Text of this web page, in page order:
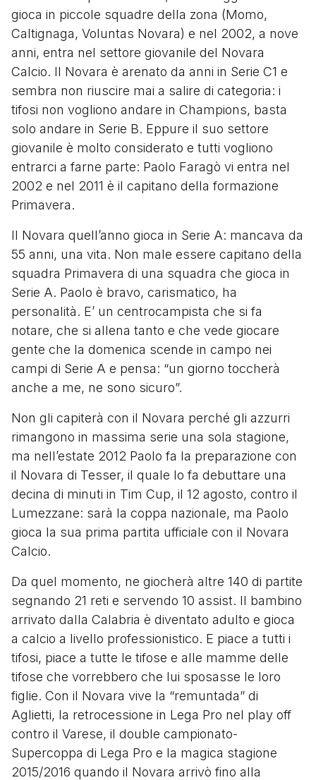
gioca in piccole squadre della zona (Momo,
Caltignaga, Voluntas Novara) e nel 2002, a nove
anni, entra nel settore giovanile del Novara
Calcio. Il Novara è arenato da anni in Serie C1 e
sembra non riuscire mai a salire di categoria: i
tifosi non vogliono andare in Champions, basta
solo andare in Serie B. Eppure il suo settore
giovanile è molto considerato e tutti vogliono
entrarci a farne parte: Paolo Faragò vi entra nel
2002 e nel 2011 è il capitano della formazione
Primavera.
Il Novara quell’anno gioca in Serie A: mancava da
55 anni, una vita. Non male essere capitano della
squadra Primavera di una squadra che gioca in
Serie A. Paolo è bravo, carismatico, ha
personalità. E’ un centrocampista che si fa
notare, che si allena tanto e che vede giocare
gente che la domenica scende in campo nei
campi di Serie A e pensa: “un giorno toccherà
anche a me, ne sono sicuro”.
Non gli capiterà con il Novara perché gli azzurri
rimangono in massima serie una sola stagione,
ma nell’estate 2012 Paolo fa la preparazione con
il Novara di Tesser, il quale lo fa debuttare una
decina di minuti in Tim Cup, il 12 agosto, contro il
Lumezzane: sarà la coppa nazionale, ma Paolo
gioca la sua prima partita ufficiale con il Novara
Calcio.
Da quel momento, ne giocherà altre 140 di partite
segnando 21 reti e servendo 10 assist. Il bambino
arrivato dalla Calabria è diventato adulto e gioca
a calcio a livello professionistico. E piace a tutti i
tifosi, piace a tutte le tifose e alle mamme delle
tifose che vorrebbero che lui sposasse le loro
figlie. Con il Novara vive la “remuntada” di
Aglietti, la retrocessione in Lega Pro nel play off
contro il Varese, il double campionato-
Supercoppa di Lega Pro e la magica stagione
2015/2016 quando il Novara arrivò fino alla